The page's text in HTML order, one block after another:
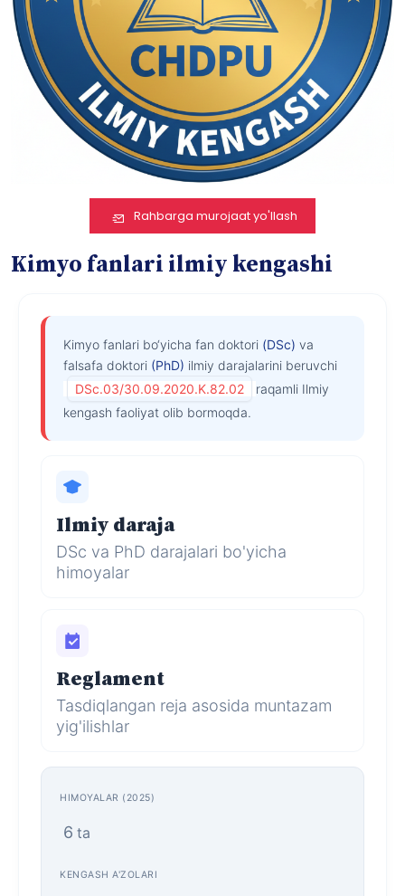
Kimyo fanlari ilmiy kengashi
Kimyo fanlari bo‘yicha fan doktori (DSc) va
falsafa doktori (PhD) ilmiy darajalarini beruvchi
DSc.03/30.09.2020.K.82.02
raqamli Ilmiy
kengash faoliyat olib bormoqda.
Ilmiy daraja
DSc va PhD darajalari bo'yicha
himoyalar
Reglament
Tasdiqlangan reja asosida muntazam
yig'ilishlar
HIMOYALAR (2025)
6 ta
KENGASH A'ZOLARI
Rahbarga murojaat yo'llash